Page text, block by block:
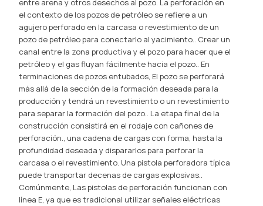
entre arena y otros desechos al pozo. La perforación en
el contexto de los pozos de petróleo se refiere a un
agujero perforado en la carcasa o revestimiento de un
pozo de petróleo para conectarlo al yacimiento.. Crear un
canal entre la zona productiva y el pozo para hacer que el
petróleo y el gas fluyan fácilmente hacia el pozo.. En
terminaciones de pozos entubados, El pozo se perforará
más allá de la sección de la formación deseada para la
producción y tendrá un revestimiento o un revestimiento
para separar la formación del pozo.. La etapa final de la
construcción consistirá en el rodaje con cañones de
perforación., una cadena de cargas con forma, hasta la
profundidad deseada y dispararlos para perforar la
carcasa o el revestimiento. Una pistola perforadora típica
puede transportar decenas de cargas explosivas..
Comúnmente, Las pistolas de perforación funcionan con
línea E, ya que es tradicional utilizar señales eléctricas